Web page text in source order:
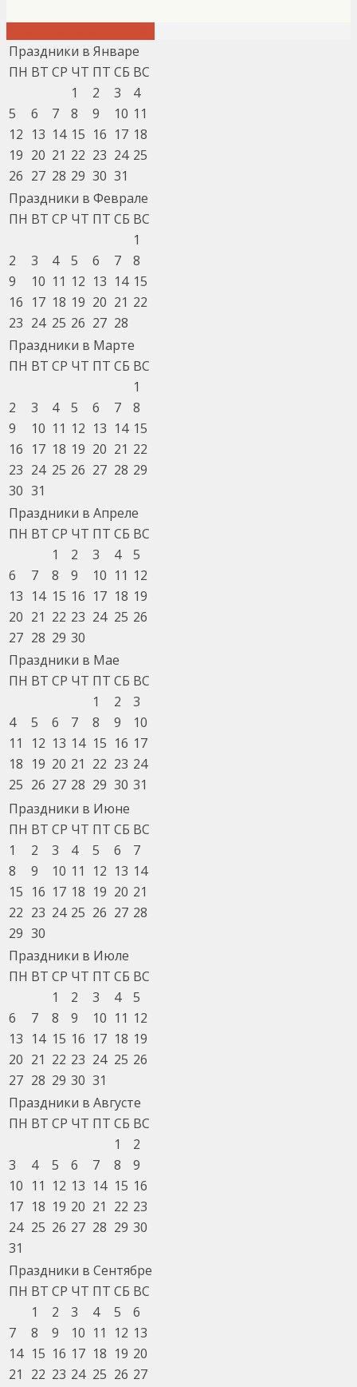
Праздники в Январе
ПН ВТ СР ЧТ ПТ СБ ВС
1
2 3
4
5
6 7 8 9 10 11
12 13 14 15 16 17 18
19 20 21 22 23 24 25
26 27 28 29 30 31
Праздники в Феврале
ПН ВТ СР ЧТ ПТ СБ ВС
1
2
3 4 5 6 7
8
9
10 11 12 13 14 15
16 17 18 19 20 21 22
23 24 25 26 27 28
Праздники в Марте
ПН ВТ СР ЧТ ПТ СБ ВС
1
2
3 4 5 6 7
8
9
10 11 12 13 14 15
16 17 18 19 20 21 22
23 24 25 26 27 28 29
30 31
Праздники в Апреле
ПН ВТ СР ЧТ ПТ СБ ВС
1
2 3 4
5
6
7 8 9 10 11 12
13 14 15 16 17 18 19
20 21 22 23 24 25 26
27 28 29 30
Праздники в Мае
ПН ВТ СР ЧТ ПТ СБ ВС
1
2
3
4
5 6 7 8 9
10
11
12 13 14 15 16 17
18 19 20 21 22 23 24
25 26 27 28 29 30 31
Праздники в Июне
ПН ВТ СР ЧТ ПТ СБ ВС
1
2 3 4 5 6
7
8
9 10 11 12 13 14
15 16 17 18 19 20 21
22 23 24 25 26 27 28
29 30
Праздники в Июле
ПН ВТ СР ЧТ ПТ СБ ВС
1
2 3 4
5
6
7 8 9 10 11 12
13 14 15 16 17 18 19
20 21 22 23 24 25 26
27 28 29 30 31
Праздники в Августе
ПН ВТ СР ЧТ ПТ СБ ВС
1
2
3
4 5 6 7 8
9
10 11 12 13 14 15 16
17 18 19 20 21 22 23
24 25 26 27 28 29 30
31
Праздники в Сентябре
ПН ВТ СР ЧТ ПТ СБ ВС
1
2 3 4 5
6
7
8 9 10 11 12 13
14 15 16 17 18 19 20
21
22 23 24 25 26 27